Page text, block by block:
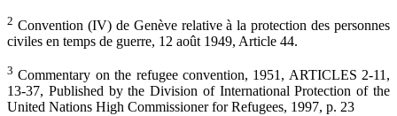
2 Convention (IV) de Genève relative à la protection des personnes
civiles en temps de guerre, 12 août 1949, Article 44.
3 Commentary on the refugee convention, 1951, ARTICLES 2-11,
13-37, Published by the Division of International Protection of the
United Nations High Commissioner for Refugees, 1997, p. 23